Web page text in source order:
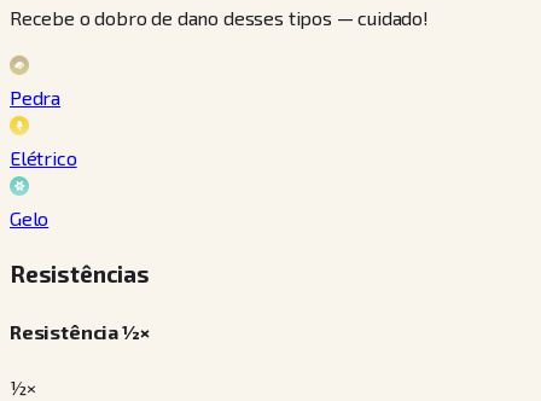
Recebe o dobro de dano desses tipos — cuidado!
Pedra
Elétrico
Gelo
Resistências
Resistência ½×
½×